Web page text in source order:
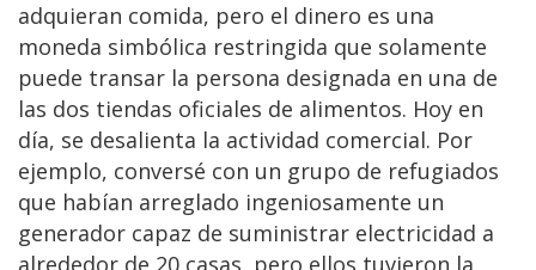
adquieran comida, pero el dinero es una
moneda simbólica restringida que solamente
puede transar la persona designada en una de
las dos tiendas oficiales de alimentos. Hoy en
día, se desalienta la actividad comercial. Por
ejemplo, conversé con un grupo de refugiados
que habían arreglado ingeniosamente un
generador capaz de suministrar electricidad a
alrededor de 20 casas, pero ellos tuvieron la